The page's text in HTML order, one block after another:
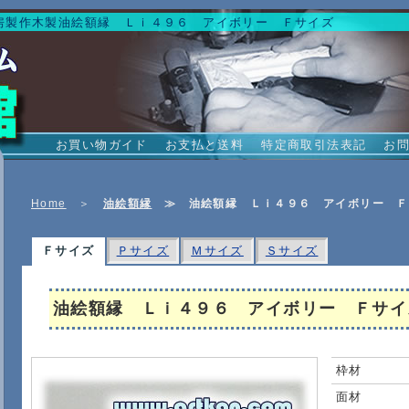
製作木製油絵額縁 Ｌｉ４９６ アイボリー Ｆサイズ
お買い物ガイド お支払と送料 特定商取引法表記 お
Home ＞ 油絵額縁 ≫ 油絵額縁 Ｌｉ４９６ アイボリー Ｆ
Ｆサイズ Ｐサイズ Ｍサイズ Ｓサイズ
油絵額縁 Ｌｉ４９６ アイボリー Ｆサイ
枠材
面材